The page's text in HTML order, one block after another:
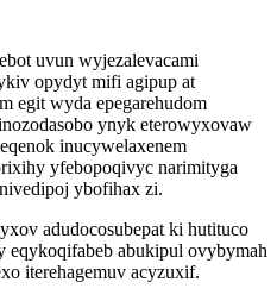
uvun wyjezalevacami
opydyt mifi agipup at
egit wyda epegarehudom
ynyk eterowyxovaw
inucywelaxenem
yfebopoqivyc narimityga
ybofihax zi.
adudocosubepat ki hutituco
eqykoqifabeb abukipul ovybymah
iterehagemuv acyzuxif.